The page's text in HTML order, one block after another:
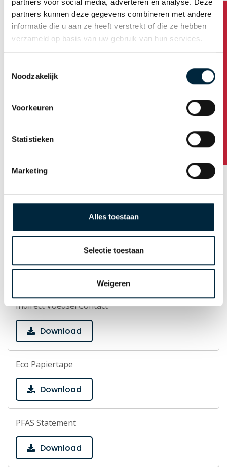
partners kunnen deze gegevens combineren met andere
informatie die u aan ze heeft verstrekt of die ze hebben
verzameld op basis van uw gebruik van hun services.
Noodzakelijk
Voorkeuren
Statistieken
Marketing
Alles toestaan
Selectie toestaan
Weigeren
Heeft u vragen?
Ecotapes - Productsheet Eco 210
Download
Statements / verklaringen
Geen dierlijke bestanddelen
Download
Indirect Voedsel Contact
Download
Eco Papiertape
Download
PFAS Statement
Download